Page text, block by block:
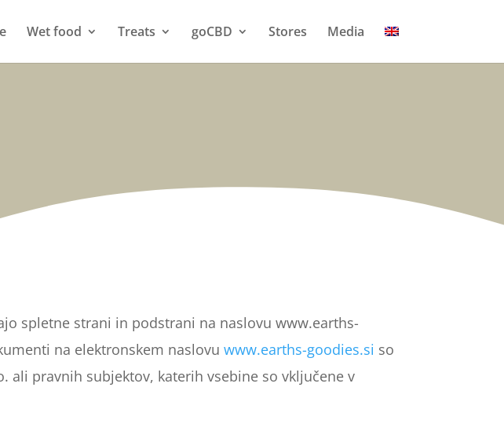
Wet food Treats goCBD Stores Media
spletne strani in podstrani na naslovu www.earths-
na elektronskem naslovuwww.earths-goodies.si so
ali pravnih subjektov, katerih vsebine so vključene v